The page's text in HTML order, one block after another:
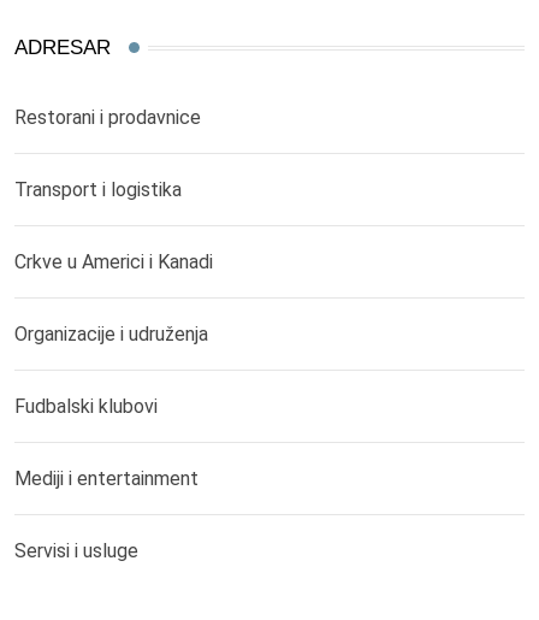
ADRESAR
Restorani i prodavnice
Transport i logistika
Crkve u Americi i Kanadi
Organizacije i udruženja
Fudbalski klubovi
Mediji i entertainment
Servisi i usluge